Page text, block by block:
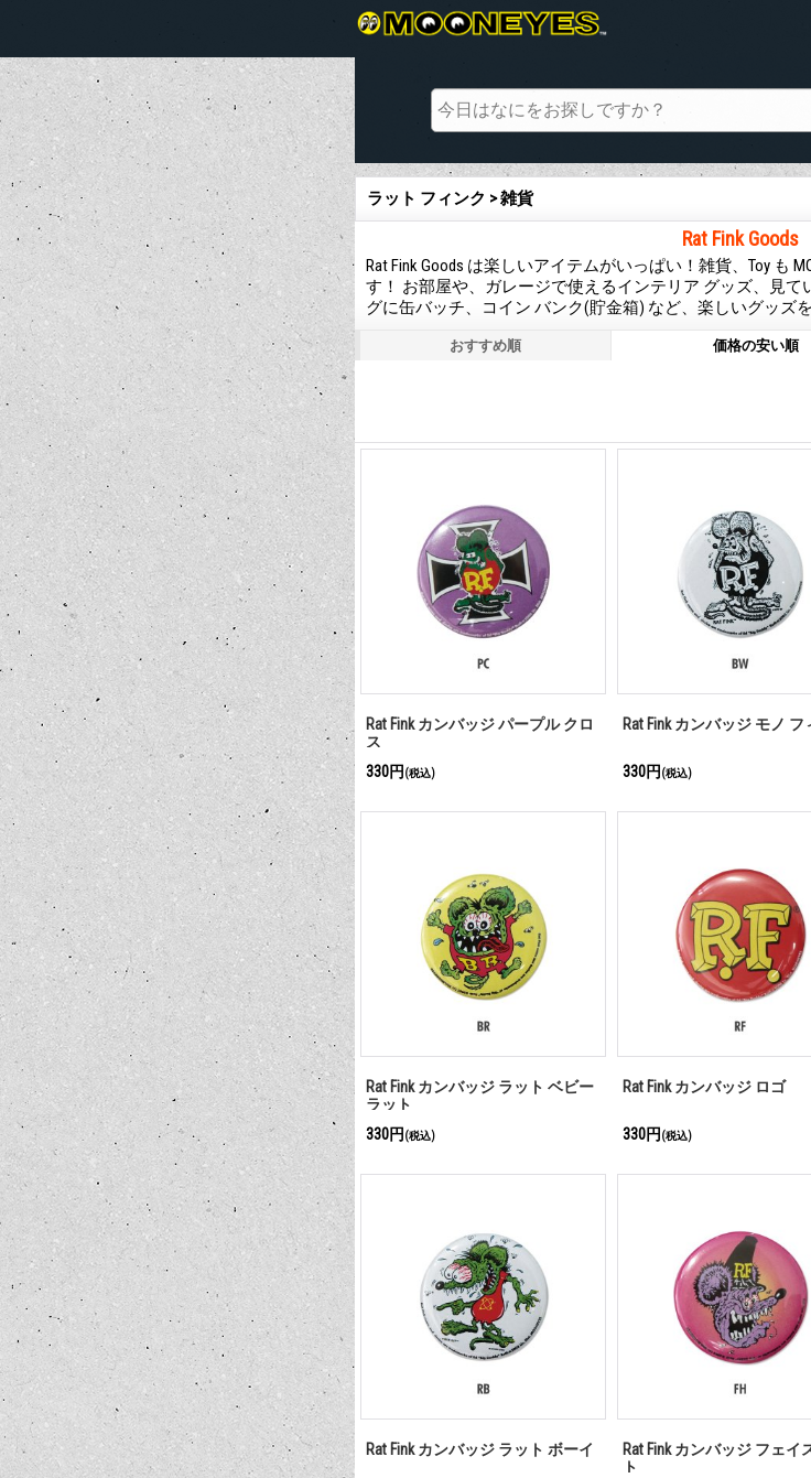
ラット フィンク > 雑貨
Rat Fink Goods
Rat Fink Goods は楽しいアイテムがいっぱい！雑貨、Toy も
す！ お部屋や、ガレージで使えるインテリア グッズ、見て
グに缶バッチ、コイン バンク(貯金箱) など、楽しいグッズ
おすすめ順 価格の安い順
Rat Fink カンバッジ パープル クロ
ス
330円 (税込)
Rat Fink カンバッジ モノ フ
330円 (税込)
Rat Fink カンバッジ ラット ベビー
ラット
330円 (税込)
Rat Fink カンバッジ ロゴ
330円 (税込)
Rat Fink カンバッジ ラット ボーイ
Rat Fink カンバッジ フェイ
ト